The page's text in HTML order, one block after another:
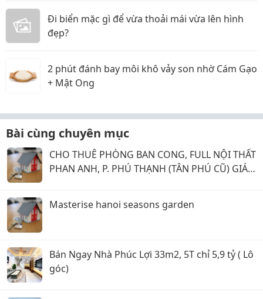
Đi biển mặc gì để vừa thoải mái vừa lên hình
đẹp?
2 phút đánh bay môi khô vảy son nhờ Cám Gạo
+ Mật Ong
Bài cùng chuyên mục
CHO THUÊ PHÒNG BAN CONG, FULL NỘI THẤT
PHAN ANH, P. PHÚ THẠNH (TÂN PHÚ CŨ) GIÁ 5
Masterise hanoi seasons garden
Bán Ngay Nhà Phúc Lợi 33m2, 5T chỉ 5,9 tỷ ( Lô
góc)